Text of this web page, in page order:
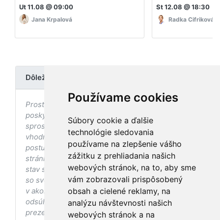
Používame cookies
Súbory cookie a ďalšie
technológie sledovania
používame na zlepšenie vášho
zážitku z prehliadania našich
webových stránok, na to, aby sme
vám zobrazovali prispôsobený
obsah a cielené reklamy, na
analýzu návštevnosti našich
webových stránok a na
Ut 11.08 @ 09:00
Jana Krpalová
St 12.08 @ 18:30
Radka Cifriková
Dôležité upozornenie
Prostredníctvom stránky nedochádza k
poskytovaniu zdravotnej starostlivosti, ani k jej
sprostredkovaniu, ani k jej nahrádzaniu. O
vhodných postupoch v oblasti zdravia, vhodnosti
postupov a odporúčaní prezentovaných na
stránke s ohľadom na Váš zdravotný
stav sa pred ich aplikáciou vždy vopred poraďte
so svojím ošetrujúcim lekárom, a to najmä ak ste
v akomkoľvek štádiu tehotenstva. Bez
odsúhlasenia postupov a odporúčaní
prezentovaných na stránke Vaším ošetrujúcim